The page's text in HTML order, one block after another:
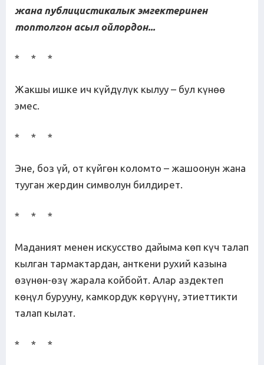
жана публицистикалык эмгектеринен
топтолгон асыл ойлордон...
* * *
Жакшы ишке ич күйдүлүк кылуу – бул күнөө
эмес.
* * *
Эне, боз үй, от күйгөн коломто – жашоонун жана
тууган жердин символун билдирет.
* * *
Маданият менен искусство дайыма көп күч талап
кылган тармактардан, анткени рухий казына
өзүнөн-өзү жарала койбойт. Алар аздектеп
көңүл бурууну, камкордук көрүүнү, этиеттикти
талап кылат.
* * *